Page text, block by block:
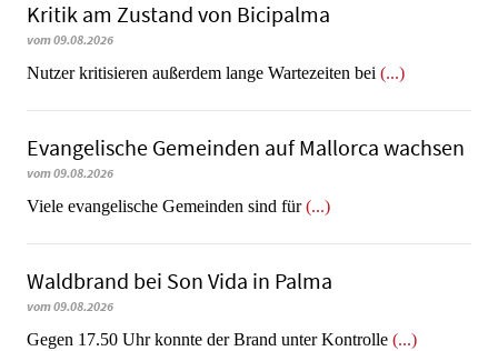
Kritik am Zustand von Bicipalma
vom 09.08.2026
Nutzer kritisieren außerdem lange Wartezeiten bei (...)
Evangelische Gemeinden auf Mallorca wachsen
vom 09.08.2026
Viele evangelische Gemeinden sind für(...)
Waldbrand bei Son Vida in Palma
vom 09.08.2026
Gegen 17.50 Uhr konnte der Brand unter Kontrolle (...)